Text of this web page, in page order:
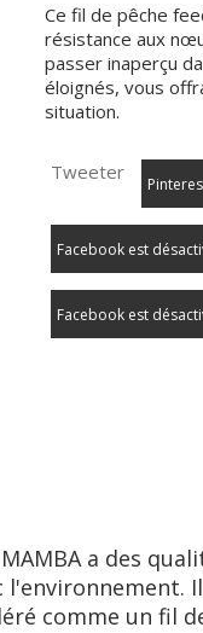
Ce fil de pêche
résistance aux
passer inaperçu
éloignés, vous
situation.
Tweeter
Facebook est
Facebook est
a des
comme un fil